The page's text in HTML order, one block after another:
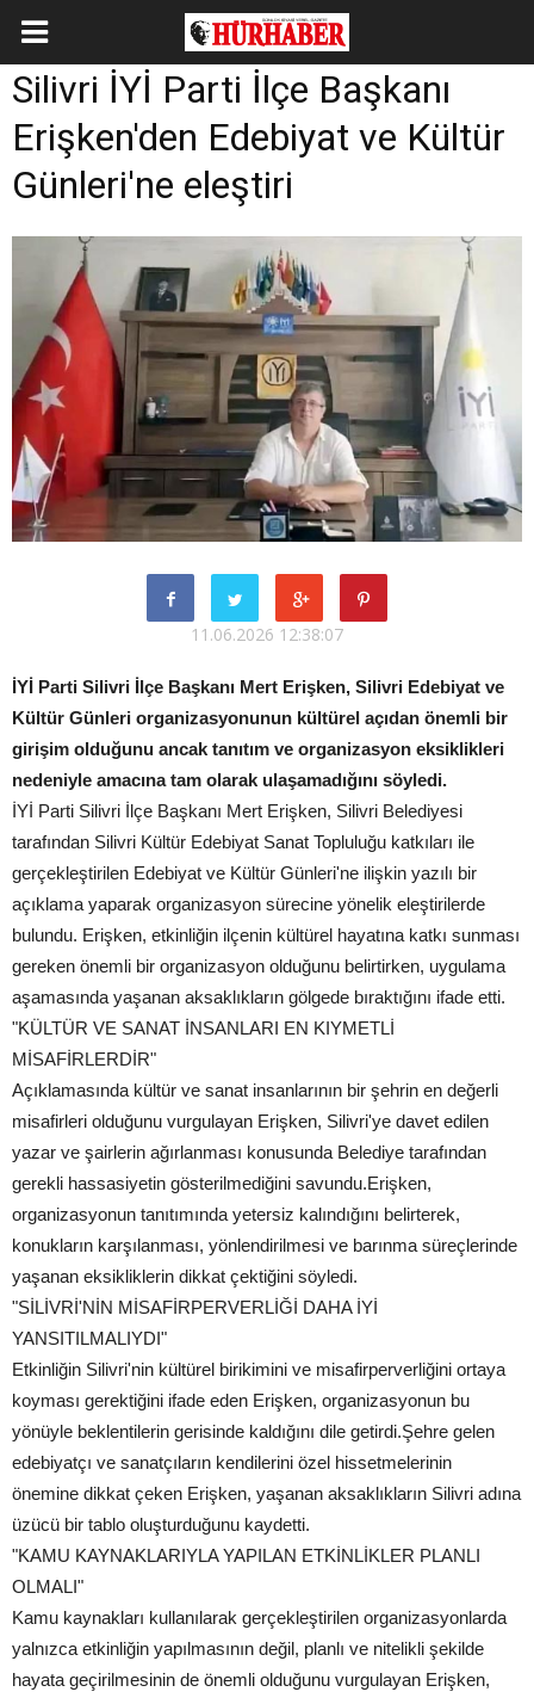
Silivri İYİ Parti İlçe Başkanı
Erişken'den Edebiyat ve Kültür
Günleri'ne eleştiri
11.06.2026 12:38:07
İYİ Parti Silivri İlçe Başkanı Mert Erişken, Silivri Edebiyat ve
Kültür Günleri organizasyonunun kültürel açıdan önemli bir
girişim olduğunu ancak tanıtım ve organizasyon eksiklikleri
nedeniyle amacına tam olarak ulaşamadığını söyledi.
İYİ Parti Silivri İlçe Başkanı Mert Erişken, Silivri Belediyesi
tarafından Silivri Kültür Edebiyat Sanat Topluluğu katkıları ile
gerçekleştirilen Edebiyat ve Kültür Günleri'ne ilişkin yazılı bir
açıklama yaparak organizasyon sürecine yönelik eleştirilerde
bulundu. Erişken, etkinliğin ilçenin kültürel hayatına katkı sunması
gereken önemli bir organizasyon olduğunu belirtirken, uygulama
aşamasında yaşanan aksaklıkların gölgede bıraktığını ifade etti.
"KÜLTÜR VE SANAT İNSANLARI EN KIYMETLİ
MİSAFİRLERDİR"
Açıklamasında kültür ve sanat insanlarının bir şehrin en değerli
misafirleri olduğunu vurgulayan Erişken, Silivri'ye davet edilen
yazar ve şairlerin ağırlanması konusunda Belediye tarafından
gerekli hassasiyetin gösterilmediğini savundu.Erişken,
organizasyonun tanıtımında yetersiz kalındığını belirterek,
konukların karşılanması, yönlendirilmesi ve barınma süreçlerinde
yaşanan eksikliklerin dikkat çektiğini söyledi.
"SİLİVRİ'NİN MİSAFİRPERVERLİĞİ DAHA İYİ
YANSITILMALIYDI"
Etkinliğin Silivri'nin kültürel birikimini ve misafirperverliğini ortaya
koyması gerektiğini ifade eden Erişken, organizasyonun bu
yönüyle beklentilerin gerisinde kaldığını dile getirdi.Şehre gelen
edebiyatçı ve sanatçıların kendilerini özel hissetmelerinin
önemine dikkat çeken Erişken, yaşanan aksaklıkların Silivri adına
üzücü bir tablo oluşturduğunu kaydetti.
"KAMU KAYNAKLARIYLA YAPILAN ETKİNLİKLER PLANLI
OLMALI"
Kamu kaynakları kullanılarak gerçekleştirilen organizasyonlarda
yalnızca etkinliğin yapılmasının değil, planlı ve nitelikli şekilde
hayata geçirilmesinin de önemli olduğunu vurgulayan Erişken,